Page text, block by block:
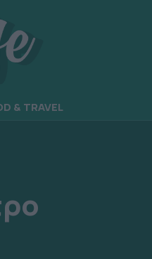
& TRAVEL